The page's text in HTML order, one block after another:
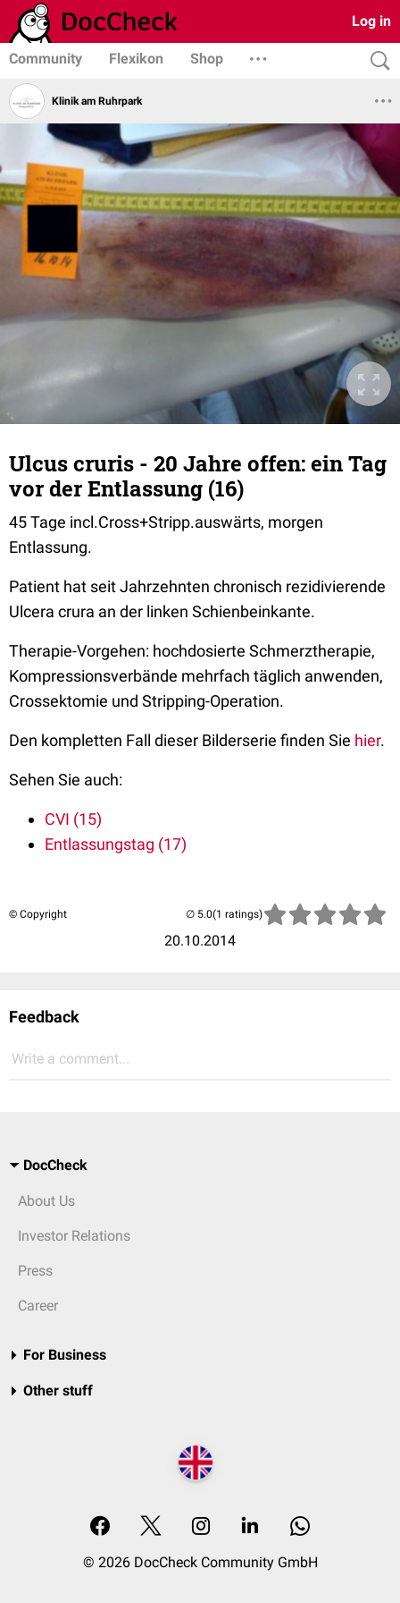
Log in
Community Flexikon Shop
Klinik am Ruhrpark
Ulcus cruris - 20 Jahre offen: ein Tag
vor der Entlassung (16)
45 Tage incl.Cross+Stripp.auswärts, morgen
Entlassung.
Patient hat seit Jahrzehnten chronisch rezidivierende
Ulcera crura an der linken Schienbeinkante.
Therapie-Vorgehen: hochdosierte Schmerztherapie,
Kompressionsverbände mehrfach täglich anwenden,
Crossektomie und Stripping-Operation.
Den kompletten Fall dieser Bilderserie finden Sie hier.
Sehen Sie auch:
CVI (15)
Entlassungstag (17)
© Copyright
20.10.2014
(1 ratings)
Feedback
Write a comment...
DocCheck
About Us
Investor Relations
Press
Career
For Business
Other stuff
© 2026 DocCheck Community GmbH